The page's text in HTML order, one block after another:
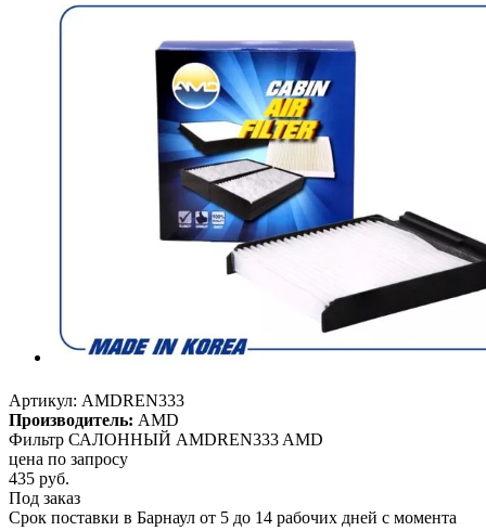
Артикул: AMDREN333
Производитель: AMD
Фильтр САЛОННЫЙ AMDREN333 AMD
цена по запросу
435 руб.
Под заказ
Срок поставки в Барнаул от 5 до 14 рабочих дней с момента